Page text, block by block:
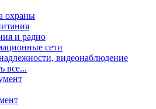
охраны
и радио
сети
видеонаблюдение
все...